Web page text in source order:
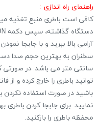
راهنمای راه اندازی :
کافی است باطری منبع تغذیه
آرامی بالا ببرید و با جابجا
سانتی متر می باشد. در صورتی
توانید باطری را خارج کرده و از
باشید در صورت استفاده نکردن
نمایید. برای جابجا کردن باطری
محفظه باطری را بازکنید.